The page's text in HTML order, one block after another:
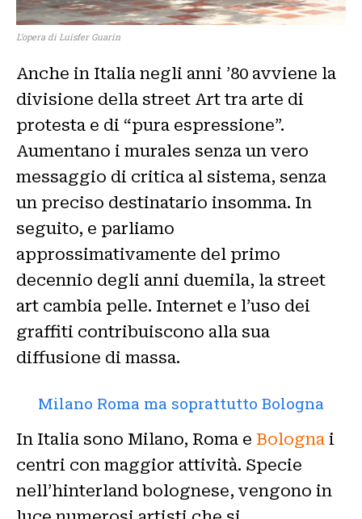
L’opera di Luisfer Guarin
Anche in Italia negli anni ’80 avviene la
divisione della street Art tra arte di
protesta e di “pura espressione”.
Aumentano i murales senza un vero
messaggio di critica al sistema, senza
un preciso destinatario insomma. In
seguito, e parliamo
approssimativamente del primo
decennio degli anni duemila, la street
art cambia pelle. Internet e l’uso dei
graffiti contribuiscono alla sua
diffusione di massa.
Milano Roma ma soprattutto Bologna
In Italia sono Milano, Roma e Bologna i
centri con maggior attività. Specie
nell’hinterland bolognese, vengono in